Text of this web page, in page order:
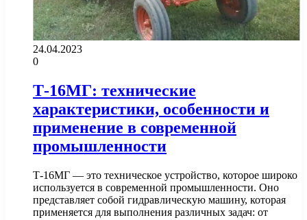
24.04.2023
0
Т-16МГ: технические
характеристики, особенности и
применение в современной
промышленности
Т-16МГ — это техническое устройство, которое широко
используется в современной промышленности. Оно
представляет собой гидравлическую машину, которая
применяется для выполнения различных задач: от